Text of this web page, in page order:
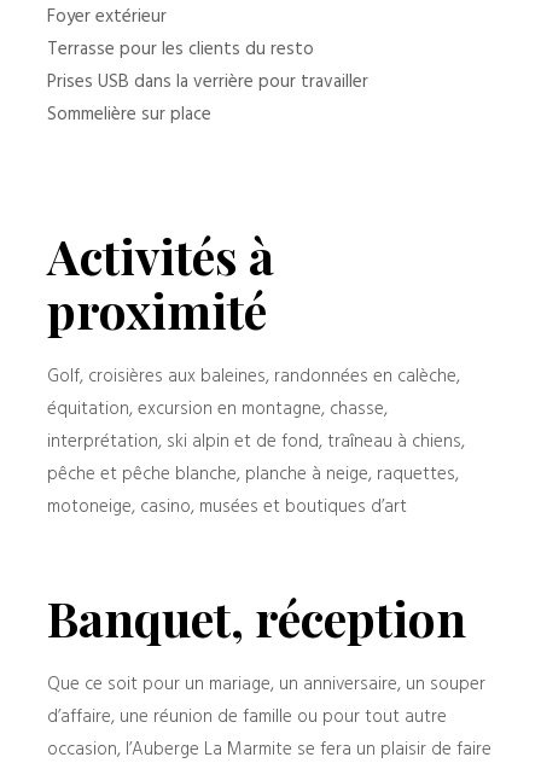
Foyer extérieur
Terrasse pour les clients du resto
Prises USB dans la verrière pour travailler
Sommelière sur place
Activités à
proximité
Golf, croisières aux baleines, randonnées en calèche,
équitation, excursion en montagne, chasse,
interprétation, ski alpin et de fond, traîneau à chiens,
pêche et pêche blanche, planche à neige, raquettes,
motoneige, casino, musées et boutiques d’art
Banquet, réception
Que ce soit pour un mariage, un anniversaire, un souper
d’affaire, une réunion de famille ou pour tout autre
occasion, l’Auberge La Marmite se fera un plaisir de faire